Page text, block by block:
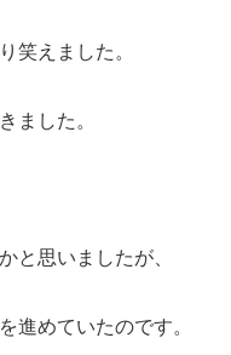
笑えました。
ました。
と思いましたが、
進めていたのです。